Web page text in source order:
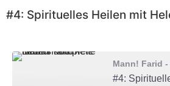
#4: Spirituelles Heilen mit
Mann! Farid
#4: